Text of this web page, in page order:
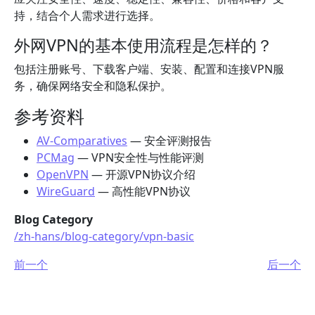
持，结合个人需求进行选择。
外网VPN的基本使用流程是怎样的？
包括注册账号、下载客户端、安装、配置和连接VPN服
务，确保网络安全和隐私保护。
参考资料
AV-Comparatives — 安全评测报告
PCMag — VPN安全性与性能评测
OpenVPN — 开源VPN协议介绍
WireGuard — 高性能VPN协议
Blog Category
/zh-hans/blog-category/vpn-basic
前一个
后一个